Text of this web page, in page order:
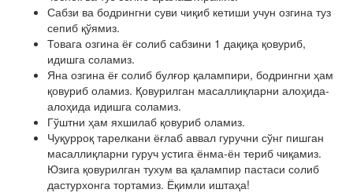
Сабзи ва бодрингни суви чиқиб кетиши учун озгина туз
сепиб қўямиз.
Товага озгина ёғ солиб сабзини 1 дақиқа қовуриб,
идишга соламиз.
Яна озгина ёғ солиб булғор қалампири, бодрингни ҳам
қовуриб оламиз. Қовурилган масаллиқларни алоҳида-
алоҳида идишга соламиз.
Гўштни ҳам яхшилаб қовуриб оламиз.
Чуқурроқ тарелкани ёғлаб аввал гуручни сўнг пишган
масаллиқларни гуруч устига ёнма-ён териб чиқамиз.
Юзига қовурилган тухум ва қалампир пастаси солиб
дастурхонга тортамиз. Ёқимли иштаҳа!